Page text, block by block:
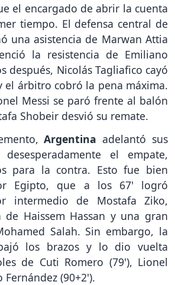
el encargado de abrir la cuenta
tiempo. El defensa central de
una asistencia de Marwan Attia
la resistencia de Emiliano
después, Nicolás Tagliafico cayó
el árbitro cobró la pena máxima.
Messi se paró frente al balón
Shobeir desvió su remate.
Argentina adelantó sus
el empate,
para la contra. Esto fue bien
Egipto, que a los 67' logró
intermedio de Mostafa Ziko,
de Haissem Hassan y una gran
Salah. Sin embargo, la
los brazos y lo dio vuelta
de Cuti Romero (79'), Lionel
Fernández (90+2').